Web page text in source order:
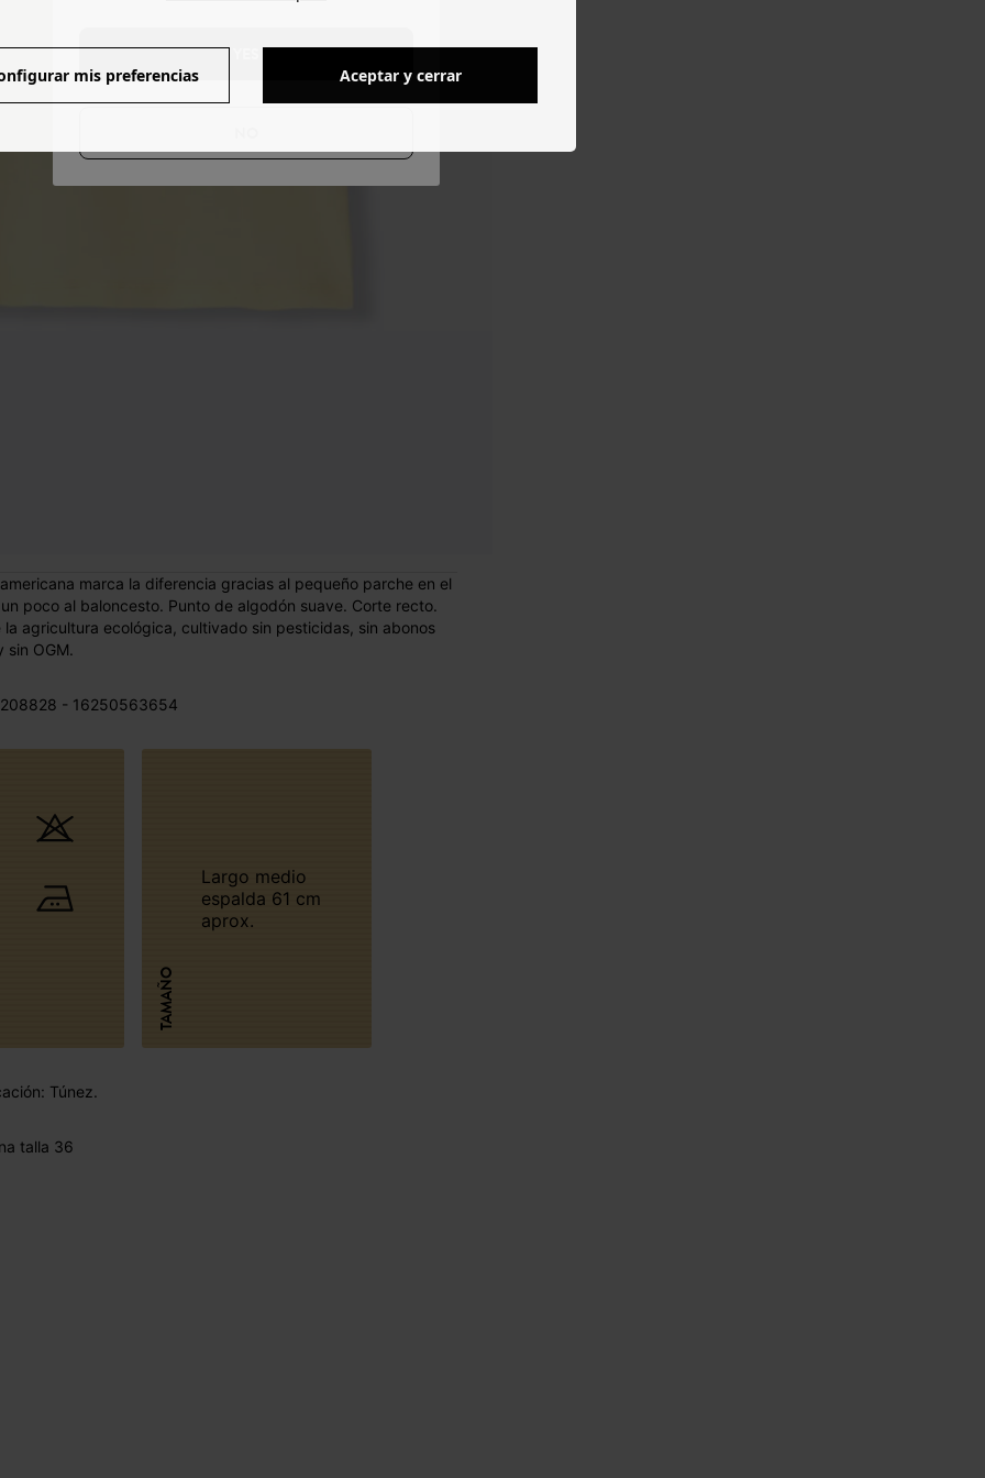
marca la diferencia gracias al pequeño parche en el
poco al baloncesto. Punto de algodón suave. Corte recto.
agricultura ecológica, cultivado sin pesticidas, sin abonos
sin OGM.
208828 - 16250563654
TAMAÑO
Largo medio
espalda 61 cm
aprox.
Túnez.
talla 36
mis preferencias Aceptar y cerrar